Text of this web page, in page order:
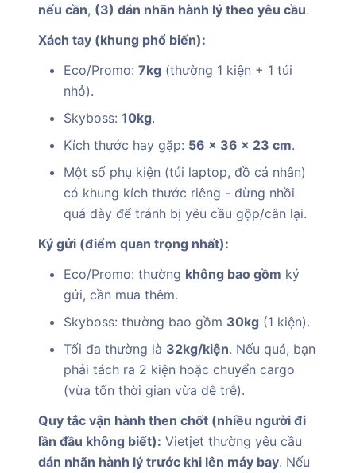
nếu cần, (3) dán nhãn hành lý theo yêu cầu.
Xách tay (khung phổ biến):
Eco/Promo: 7kg (thường 1 kiện + 1 túi
nhỏ).
Skyboss: 10kg.
Kích thước hay gặp: 56 x 36 x 23 cm.
Một số phụ kiện (túi laptop, đồ cá nhân)
có khung kích thước riêng - đừng nhồi
quá dày để tránh bị yêu cầu gộp/cân lại.
Ký gửi (điểm quan trọng nhất):
Eco/Promo: thường không bao gồm ký
gửi, cần mua thêm.
Skyboss: thường bao gồm 30kg (1 kiện).
Tối đa thường là 32kg/kiện. Nếu quá, bạn
phải tách ra 2 kiện hoặc chuyển cargo
(vừa tốn thời gian vừa dễ trễ).
Quy tắc vận hành then chốt (nhiều người đi
lần đầu không biết): Vietjet thường yêu cầu
dán nhãn hành lý trước khi lên máy bay. Nếu